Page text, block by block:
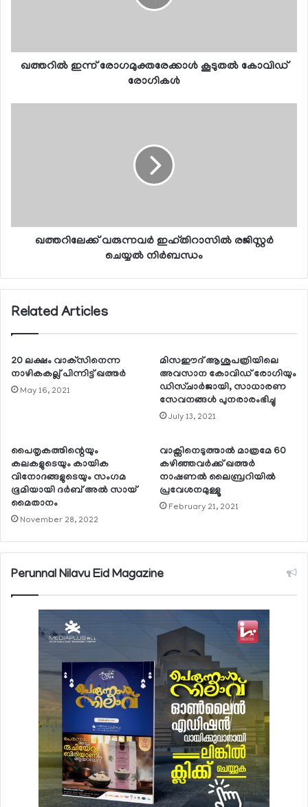
ഖത്തറില്‍ ഇന്ന് രോഗമുക്തരേക്കാള്‍ കൂടുതല്‍ കോവിഡ്
രോഗികള്‍
ഖത്തറിലേക്ക് വരുന്നവര്‍ ഇഹ്തിറാസില്‍ രജിസ്റ്റര്‍
ചെയ്യല്‍ നിര്‍ബന്ധം
Related Articles
20 ലക്ഷം വാക്‌സിനെന്ന
നാഴികകല്ല് പിന്നിട്ട് ഖത്തര്‍
May 16, 2021
മിസഈദ് ആശുപത്രിയിലെ
അവസാന കോവിഡ് രോഗിയും
ഡിസ്ചാര്‍ജായി, സാധാരണ
സേവനങ്ങള്‍ പുനരാരംഭിച്ചു
July 13, 2021
പൈതൃകത്തിന്റെയും
കലകളുടെയും കായിക
വിനോദങ്ങളുടെയും സംഗമ
ഭൂമിയായി ദര്‍ബ് അല്‍ സായ്
മൈതാനം
November 28, 2022
വാക്സിനെടുത്താല്‍ മാത്രമേ 60
കഴിഞ്ഞവര്‍ക്ക് ഖത്തര്‍
നാഷണല്‍ ലൈബ്രറിയില്‍
പ്രവേശനമുള്ളൂ
February 21, 2021
Perunnal Nilavu Eid Magazine